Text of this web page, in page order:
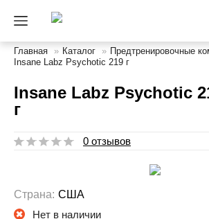
Главная » Каталог » Предтренировочные
Insane Labz Psychotic 219 г
Insane Labz Psychotic
г
0 отзывов
Страна: США
Нет в наличии